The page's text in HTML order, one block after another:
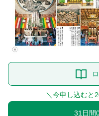
＼今申し込むと
31日間